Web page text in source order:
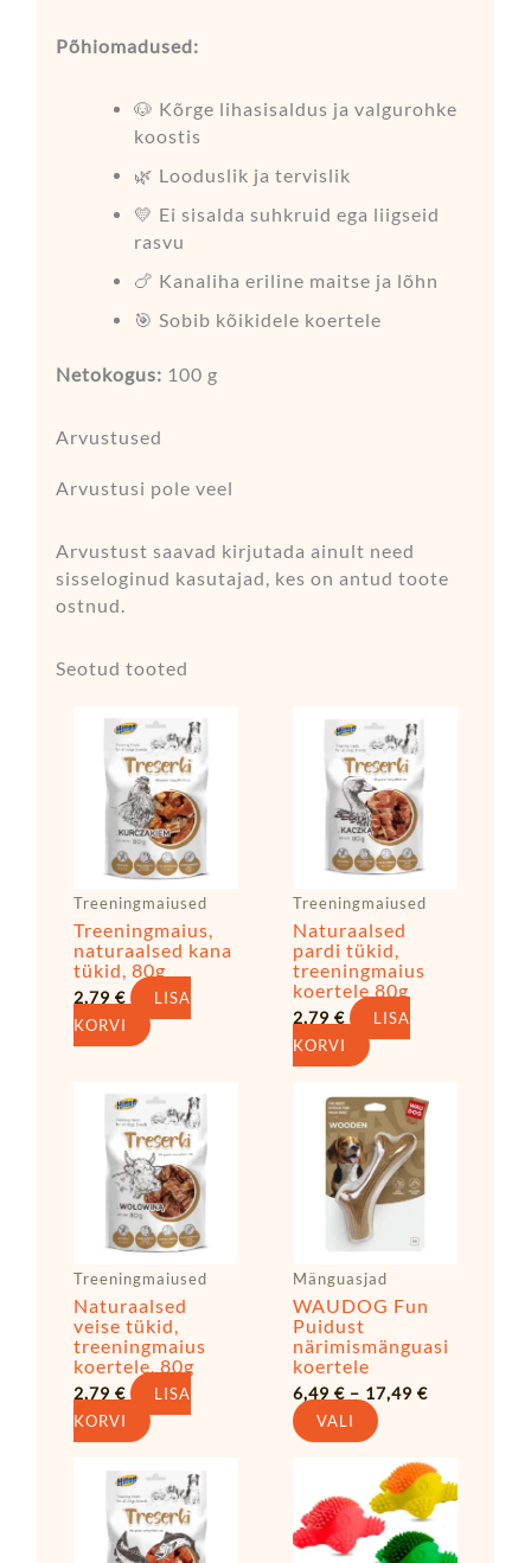
Põhiomadused:
🐶 Kõrge lihasisaldus ja valgurohke
koostis
🌿 Looduslik ja tervislik
💛 Ei sisalda suhkruid ega liigseid
rasvu
🍗 Kanaliha eriline maitse ja lõhn
🎯 Sobib kõikidele koertele
Netokogus: 100 g
Arvustused
Arvustusi pole veel
Arvustust saavad kirjutada ainult need
sisseloginud kasutajad, kes on antud toote
ostnud.
Seotud tooted
Treeningmaiused
Treeningmaius,
naturaalsed kana
tükid, 80g
2,79 €
LISA
KORVI
Treeningmaiused
Naturaalsed
pardi tükid,
treeningmaius
koertele 80g
2,79€
LISA
KORVI
Treeningmaiused
Naturaalsed
veise tükid,
treeningmaius
koertele, 80g
2,79 €
LISA
KORVI
Mänguasjad
WAUDOG Fun
Puidust
närimismänguasi
koertele
6,49€ – 17,49€
6,49 €
VALI
Sellel
tootel
on
mitu
varianti.
teha
tootelehel.
Sellel
tootel
mitu